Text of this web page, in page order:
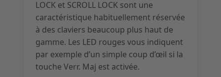
LOCK et SCROLL LOCK sont une
caractéristique habituellement réservée
à des claviers beaucoup plus haut de
gamme. Les LED rouges vous indiquent
par exemple d’un simple coup d’œil si la
touche Verr. Maj est activée.